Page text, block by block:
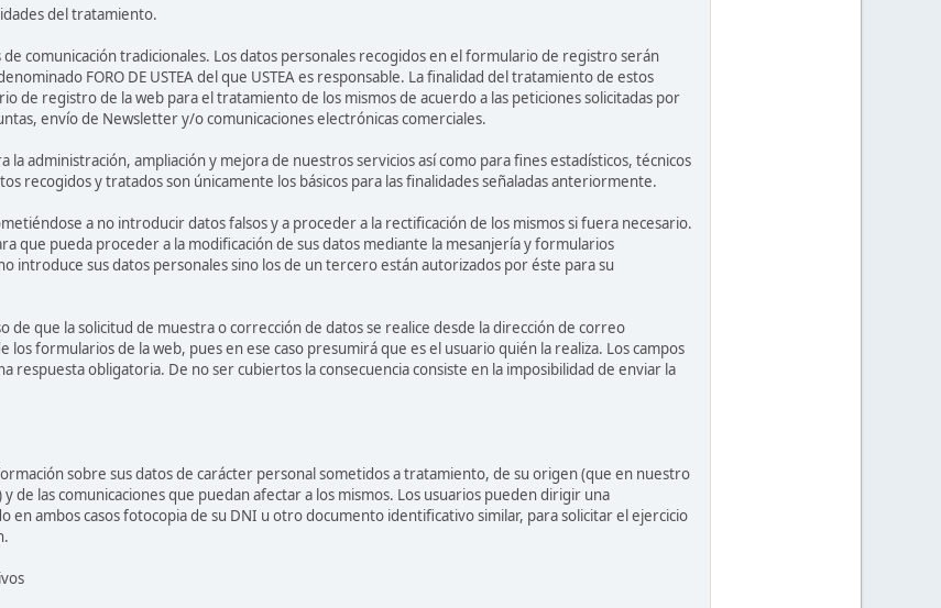
del tratamiento.
comunicación tradicionales. Los datos personales recogidos en el formulario de registro serán
FORO DE USTEA del que USTEA es responsable. La finalidad del tratamiento de estos
de registro de la web para el tratamiento de los mismos de acuerdo a las peticiones solicitadas por
envío de Newsletter y/o comunicaciones electrónicas comerciales.
administración, ampliación y mejora de nuestros servicios así como para fines estadísticos, técnicos
recogidos y tratados son únicamente los básicos para las finalidades señaladas anteriormente.
a no introducir datos falsos y a proceder a la rectificación de los mismos si fuera necesario.
que pueda proceder a la modificación de sus datos mediante la mesanjería y formularios
introduce sus datos personales sino los de un tercero están autorizados por éste para su
de que la solicitud de muestra o corrección de datos se realice desde la dirección de correo
formularios de la web, pues en ese caso presumirá que es el usuario quién la realiza. Los campos
obligatoria. De no ser cubiertos la consecuencia consiste en la imposibilidad de enviar la
sobre sus datos de carácter personal sometidos a tratamiento, de su origen (que en nuestro
las comunicaciones que puedan afectar a los mismos. Los usuarios pueden dirigir una
en ambos casos fotocopia de su DNI u otro documento identificativo similar, para solicitar el ejercicio